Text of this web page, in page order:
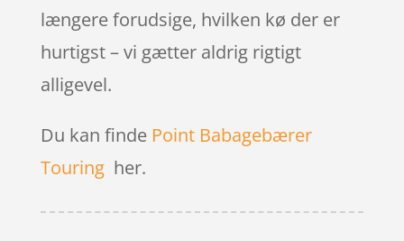
længere forudsige, hvilken kø der er
hurtigst – vi gætter aldrig rigtigt
alligevel.
Du kan finde Point Babagebærer
Touringher.